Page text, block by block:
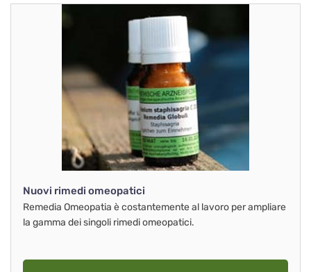
Nuovi rimedi omeopatici
Remedia Omeopatia è costantemente al lavoro per ampliare
la gamma dei singoli rimedi omeopatici.